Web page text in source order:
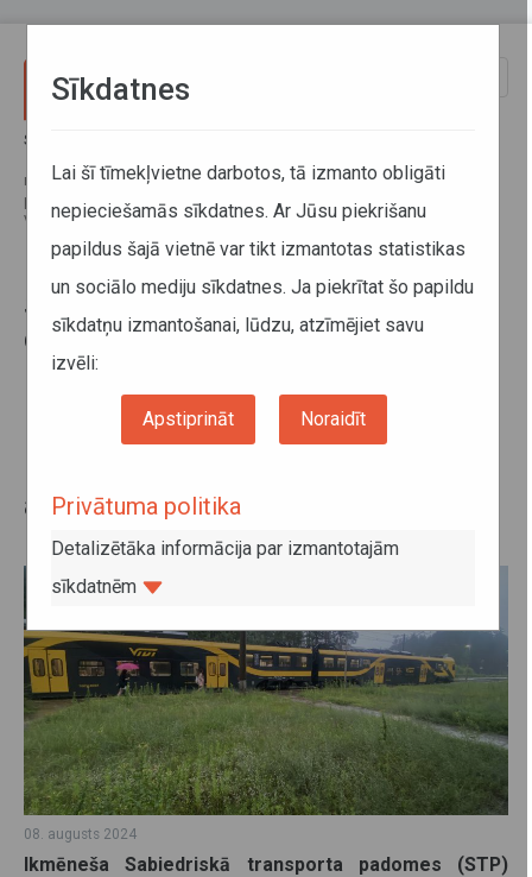
Sākums
maršrutiem, atbalsta Kūdras, Dārziņu un Inčupes vilcienu pieturas
punktu saglabāšanu maršrutu tīklā, būs izmaiņas autobusu maršrutos
Vidzemē un Pierīgā
Sabiedriskā transporta padome:
diskutē par bezmaksas autobusu
maršrutiem, atbalsta Kūdras,
Dārziņu un Inčupes vilcienu
pieturas punktu saglabāšanu
autobusu maršrutos Vidzemē un
Pierīgā
08. augusts 2024
Ikmēneša Sabiedriskā transporta padomes (STP)
Sīkdatnes
Lai šī tīmekļvietne darbotos, tā izmanto obligāti
nepieciešamās sīkdatnes. Ar Jūsu piekrišanu
papildus šajā vietnē var tikt izmantotas statistikas
un sociālo mediju sīkdatnes. Ja piekrītat šo papildu
sīkdatņu izmantošanai, lūdzu, atzīmējiet savu
izvēli:
Apstiprināt Noraidīt
Privātuma politika
Detalizētāka informācija par izmantotajām
sīkdatnēm